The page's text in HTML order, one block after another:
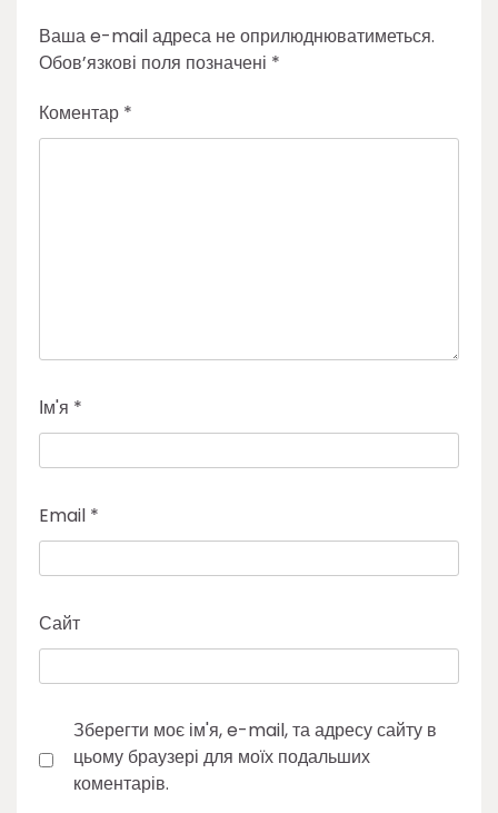
Ваша e-mail адреса не оприлюднюватиметься.
Обов’язкові поля позначені *
Коментар *
Ім'я *
Email *
Сайт
Зберегти моє ім'я, e-mail, та адресу сайту в
цьому браузері для моїх подальших
коментарів.